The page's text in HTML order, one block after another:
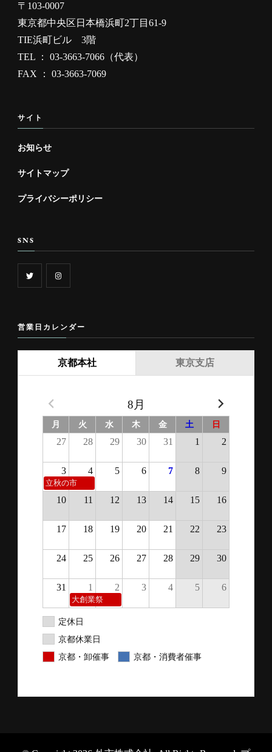
〒103-0007
東京都中央区日本橋浜町2丁目61-9
TIE浜町ビル 3階
TEL ： 03-3663-7066（代表）
FAX ： 03-3663-7069
サイト
お知らせ
サイトマップ
プライバシーポリシー
SNS
営業日カレンダー
京都本社
8月
月 火 水 木 金 土 日
27 28 29 30 31 1 2
3 4 5 6 7 8 9
立秋の市
10 11 12 13 14 15 16
17 18 19 20 21 22 23
24 25 26 27 28 29 30
31 1 2 3 4 5 6
大創業祭
定休日
京都休業日
京都・卸催事
京都・消費者催事
東京支店